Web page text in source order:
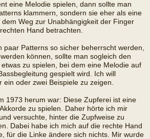
eine Melodie spielen, dann sollte man
klammern, sondern sie eher als eine
Weg zur Unabhängigkeit der Finger
Hand betrachten.
paar Patterns so sicher beherrscht werden,
können, sollte man sogleich den
zu spielen, bei dem eine Melodie auf
gespielt wird. Ich will
ein oder zwei Beispiele zu zeigen.
1973 herum war: Diese Zupferei ist eine
zu spielen. Daher hörte ich mir
versuchte, hinter die Zupfweise zu
Dabei habe ich mich auf die rechte Hand
für die Linke ändere sich nichts. Mir wurde